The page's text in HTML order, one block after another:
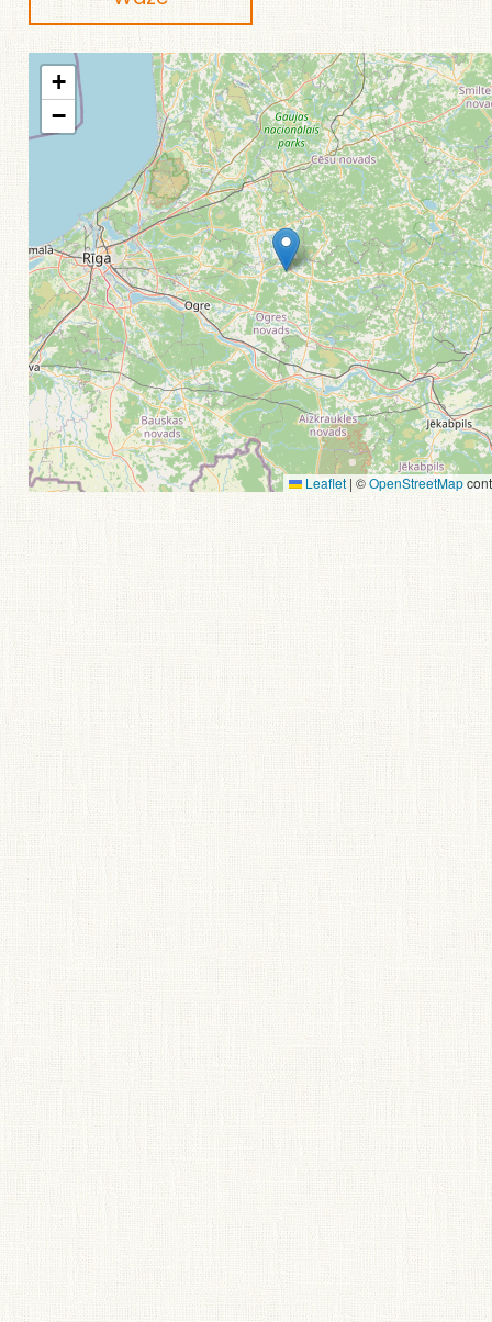
+
−
Leaflet | ©OpenStreetMap